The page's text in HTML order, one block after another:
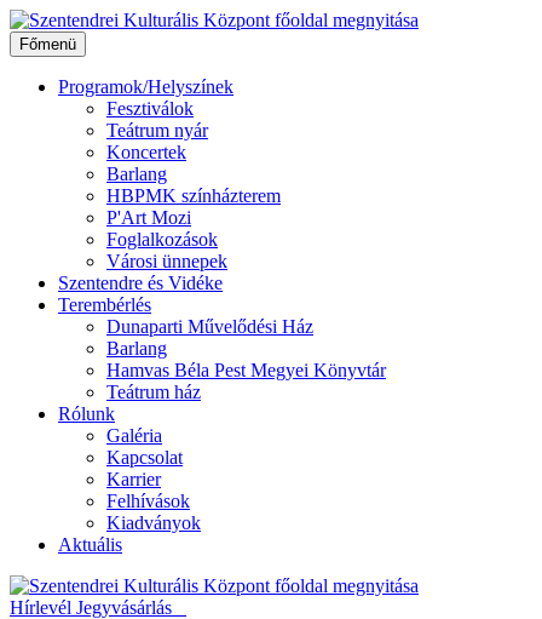
Ugrás
a
tartalomhoz
Főmenü
Programok/Helyszínek
Fesztiválok
Teátrum nyár
Koncertek
Barlang
HBPMK színházterem
P'Art Mozi
Foglalkozások
Városi ünnepek
Szentendre és Vidéke
Terembérlés
Dunaparti Művelődési Ház
Barlang
Hamvas Béla Pest Megyei Könyvtár
Teátrum ház
Rólunk
Galéria
Kapcsolat
Karrier
Felhívások
Kiadványok
Aktuális
Hírlevél Jegyvásárlás